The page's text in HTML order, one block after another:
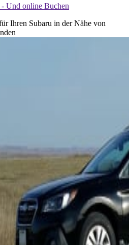
Und online Buchen
Ihren Subaru in der Nähe von